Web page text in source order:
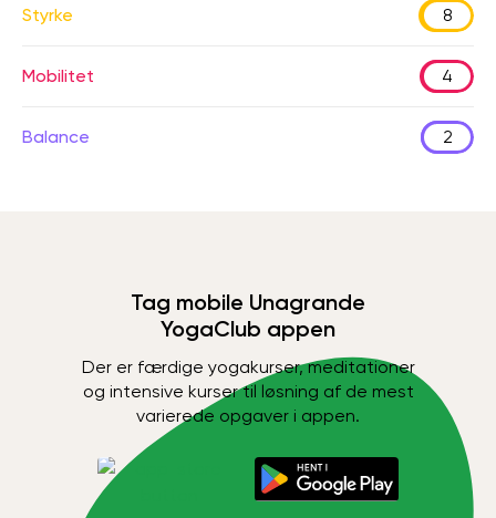
Styrke 8
Mobilitet 4
Balance 2
Tag mobile Unagrande
YogaClub appen
Der er færdige yogakurser, meditationer
og intensive kurser til løsning af de mest
varierede opgaver i appen.